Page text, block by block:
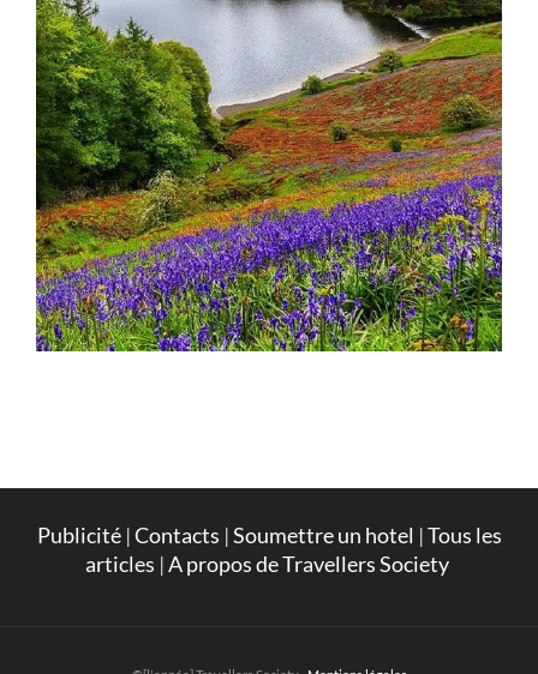
Publicité|Contacts |Soumettre un hotel |Tous les
articles |A propos de Travellers Society